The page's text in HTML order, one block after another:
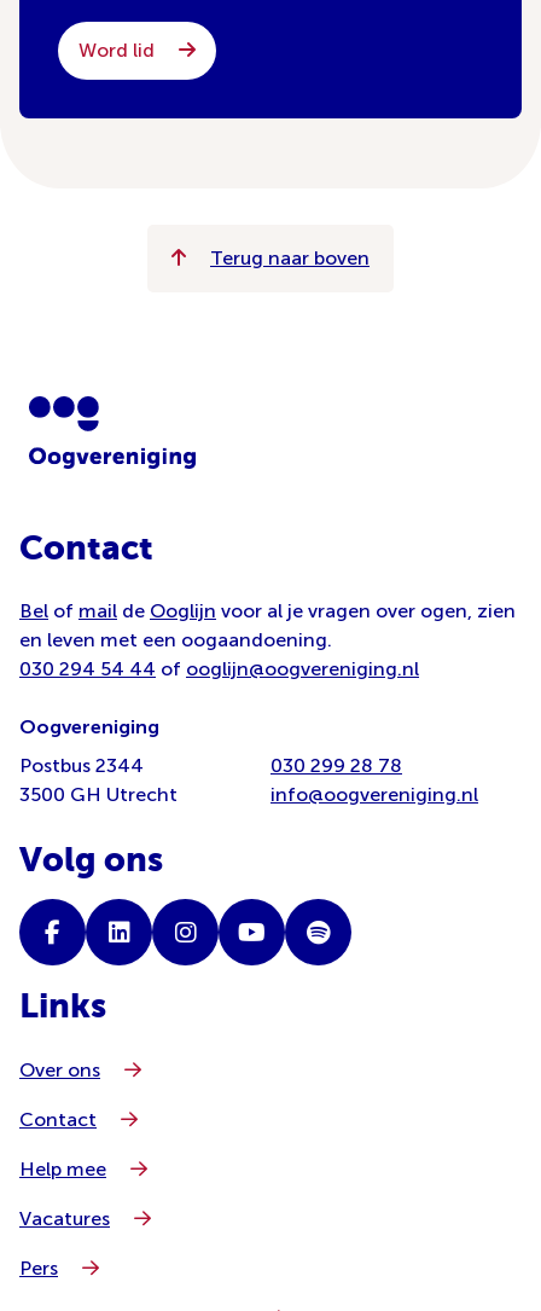
Word lid
Terug naar boven
Contact
Bel of mail de Ooglijn voor al je vragen over ogen, zien
en leven met een oogaandoening.
030 294 54 44 of ooglijn@oogvereniging.nl
Oogvereniging
Postbus 2344
3500 GH Utrecht
030 299 28 78
info@oogvereniging.nl
Volg ons
Links
Over ons
Contact
Help mee
Vacatures
Pers